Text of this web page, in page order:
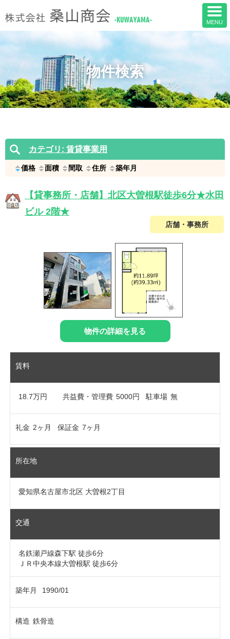
物件検索
カテゴリ: 賃貸事業用
価格 面積 間取 住所 築年月
【貸事務所・店舗】北区大曽根駅徒歩6分★水田
ビル 2階★
店舗・事務所
物件の詳細を見る
賃料
18.7万円 共益費・管理費 5000円 駐車場 無
礼金 2ヶ月 保証金 7ヶ月
所在地
愛知県名古屋市北区 大曽根2丁目
交通
名鉄瀬戸線森下駅 徒歩6分
ＪＲ中央本線大曽根駅 徒歩6分
築年月 1990/01
構造 鉄骨造